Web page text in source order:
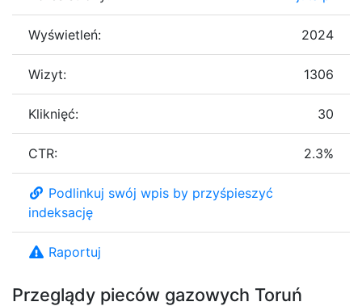
Przeglądy pieców gazowych Toruń
Wyświetleń: 2024
Wizyt: 1306
Kliknięć: 30
CTR: 2.3%
Podlinkuj swój wpis by przyśpieszyć
indeksację
Raportuj